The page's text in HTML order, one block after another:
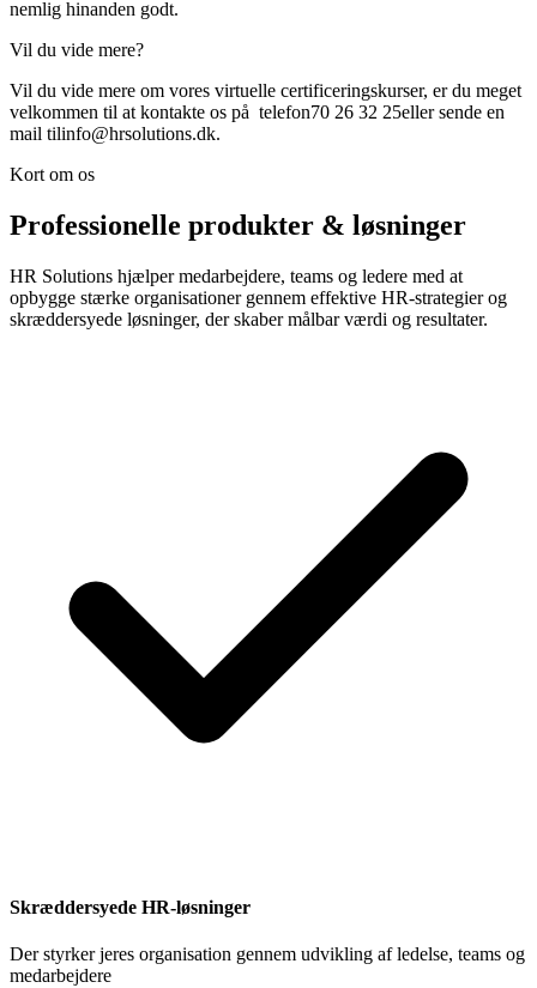
nemlig hinanden godt.
Vil du vide mere?
Vil du vide mere om vores virtuelle certificeringskurser, er du meget
velkommen til at kontakte os på telefon70 26 32 25eller sende en
mail tilinfo@hrsolutions.dk.
Kort om os
Professionelle produkter & løsninger
HR Solutions hjælper medarbejdere, teams og ledere med at
opbygge stærke organisationer gennem effektive HR-strategier og
skræddersyede løsninger, der skaber målbar værdi og resultater.
Skræddersyede HR-løsninger
Der styrker jeres organisation gennem udvikling af ledelse, teams og
medarbejdere